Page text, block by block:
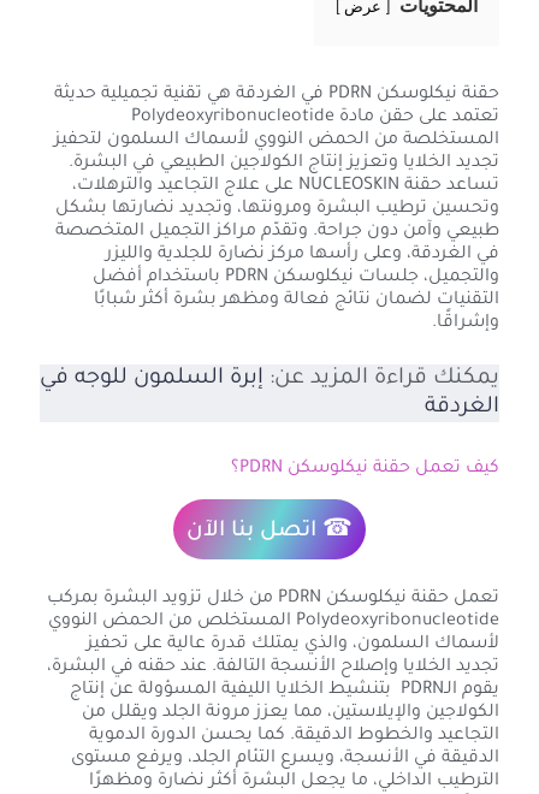
المحتويات عرض
حقنة نيكلوسكن PDRN في الغردقة هي تقنية تجميلية حديثة
تعتمد على حقن مادة Polydeoxyribonucleotide
المستخلصة من الحمض النووي لأسماك السلمون لتحفيز
تجديد الخلايا وتعزيز إنتاج الكولاجين الطبيعي في البشرة.
تساعد حقنة NUCLEOSKIN على علاج التجاعيد والترهلات،
وتحسين ترطيب البشرة ومرونتها، وتجديد نضارتها بشكل
طبيعي وآمن دون جراحة. وتقدّم مراكز التجميل المتخصصة
في الغردقة، وعلى رأسها مركز نضارة للجلدية والليزر
والتجميل، جلسات نيكلوسكن PDRN باستخدام أفضل
التقنيات لضمان نتائج فعالة ومظهر بشرة أكثر شبابًا
وإشراقًا.
يمكنك قراءة المزيد عن: إبرة السلمون للوجه في
الغردقة
كيف تعمل حقنة نيكلوسكن PDRN؟
☎ اتصل بنا الآن
تعمل حقنة نيكلوسكن PDRN من خلال تزويد البشرة بمركب
Polydeoxyribonucleotide المستخلص من الحمض النووي
لأسماك السلمون، والذي يمتلك قدرة عالية على تحفيز
تجديد الخلايا وإصلاح الأنسجة التالفة. عند حقنه في البشرة،
يقوم الـPDRN بتنشيط الخلايا الليفية المسؤولة عن إنتاج
الكولاجين والإيلاستين، مما يعزز مرونة الجلد ويقلل من
التجاعيد والخطوط الدقيقة. كما يحسن الدورة الدموية
الدقيقة في الأنسجة، ويسرع التئام الجلد، ويرفع مستوى
الترطيب الداخلي، ما يجعل البشرة أكثر نضارة ومظهرًا